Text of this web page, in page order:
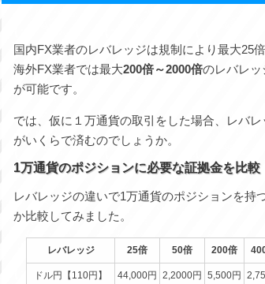
国内FX業者のレバレッジは規制により最大25
海外FX業者では最大200倍～2000倍のレバレッ
が可能です。
では、仮に１万通貨の取引をした場合、レバ
がいくらで済むのでしょうか。
1万通貨のポジションに必要な証拠金を比較
レバレッジの違いで1万通貨のポジションを
か比較してみました。
レバレッジ 25倍 50倍 200倍
ドル円【110円】 44,000円 2,2000円 5,500円